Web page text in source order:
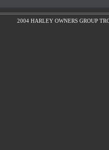
2004 HARLEY OWNERS GROUP